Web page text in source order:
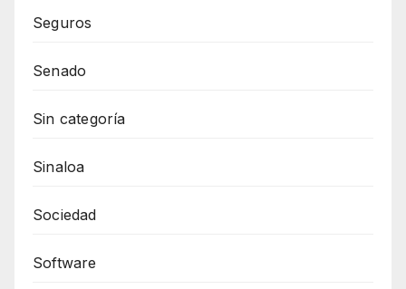
Seguros
Senado
Sin categoría
Sinaloa
Sociedad
Software